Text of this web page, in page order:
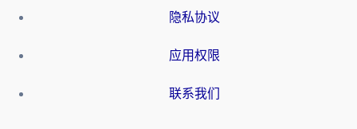
隐私协议
应用权限
联系我们